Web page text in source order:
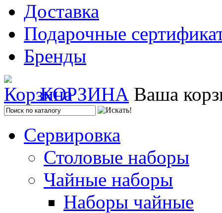
Доставка
Подарочные
Бренды
КОРЗИНА Ваша
Сервировка
Столовые наборы
Чайные наборы
Наборы чайные